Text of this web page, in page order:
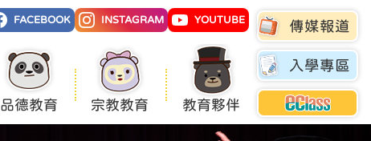
傳媒報道
入學專區
FACEBOOK INSTAGRAM YOUTUBE
品德教育 宗教教育 教育夥伴